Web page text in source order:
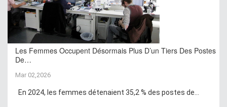
Les Femmes Occupent Désormais Plus D’un Tiers Des Postes
De…
Mar 02,2026
En 2024, les femmes détenaient 35,2 % des postes de...